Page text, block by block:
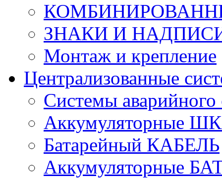
ЗНАКИ И
Монтаж и крепление
Централизованные
Системы
Аккумуляторные
Батарейный КАБЕЛЬ
Аккумуляторные